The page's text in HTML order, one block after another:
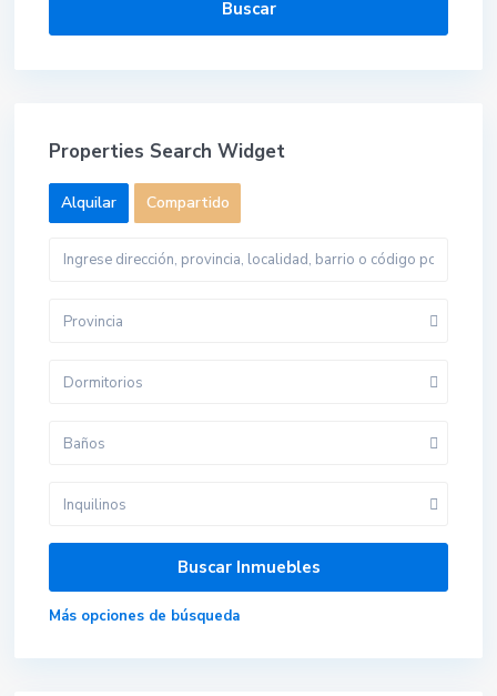
Buscar
Properties Search Widget
Alquilar Compartido
Provincia
Dormitorios
Baños
Inquilinos
Más opciones de búsqueda